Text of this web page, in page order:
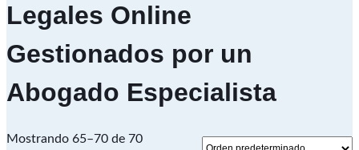
Legales Online
Gestionados por un
Abogado Especialista
Mostrando 65–70 de 70